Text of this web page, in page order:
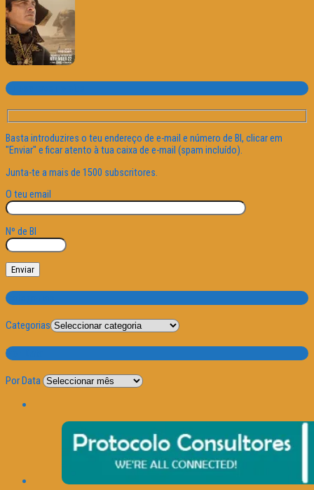
Subscrever o site
Basta introduzires o teu endereço de e-mail e número de BI, clicar em
"Enviar" e ficar atento à tua caixa de e-mail (spam incluído).
Junta-te a mais de 1500 subscritores.
O teu email
Nº de BI
Categorias
Categorias
Por Data
Por Data